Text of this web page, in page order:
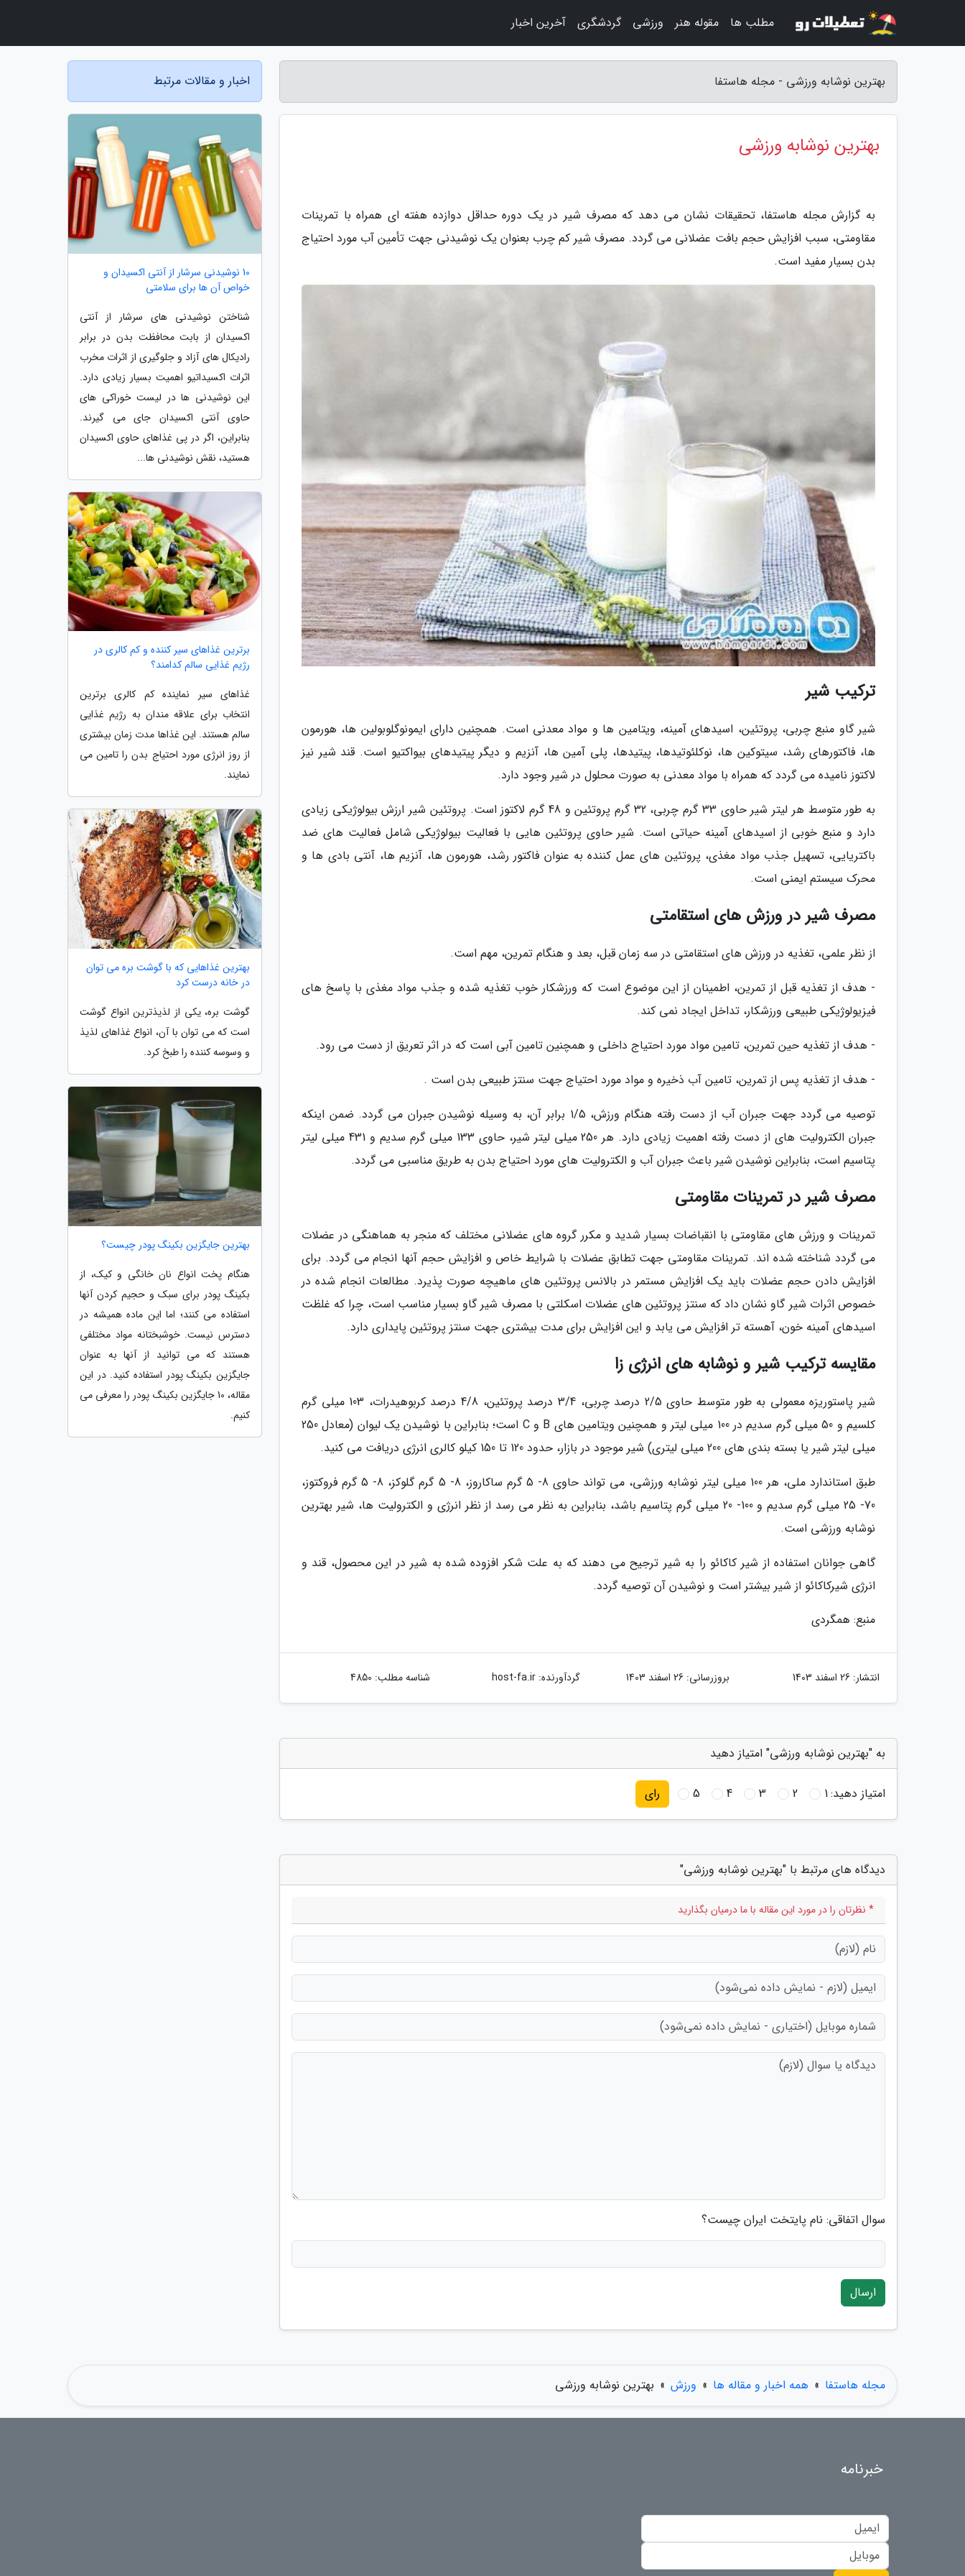
بهترین نوشابه ورزشی - مجله هاستفا
بهترین نوشابه ورزشی
به گزارش مجله هاستفا، تحقیقات نشان می دهد که مصرف شیر در یک دوره حداقل دوازده هفته ای همراه با تمرینات
مقاومتی، سبب افزایش حجم بافت عضلانی می گردد. مصرف شیر کم چرب بعنوان یک نوشیدنی جهت تأمین آب مورد احتیاج
بدن بسیار مفید است.
ترکیب شیر
شیر گاو منبع چربی، پروتئین، اسیدهای آمینه، ویتامین ها و مواد معدنی است. همچنین دارای ایمونوگلوبولین ها، هورمون
ها، فاکتورهای رشد، سیتوکین ها، نوکلئوتیدها، پیتیدها، پلی آمین ها، آنزیم و دیگر پیتیدهای بیواکتیو است. قند شیر نیز
لاکتوز نامیده می گردد که همراه با مواد معدنی به صورت محلول در شیر وجود دارد.
به طور متوسط هر لیتر شیر حاوی 33 گرم چربی، 32 گرم پروتئین و 48 گرم لاکتوز است. پروتئین شیر ارزش بیولوژیکی زیادی
دارد و منبع خوبی از اسیدهای آمینه حیاتی است. شیر حاوی پروتئین هایی با فعالیت بیولوژیکی شامل فعالیت های ضد
باکتریایی، تسهیل جذب مواد مغذی، پروتئین های عمل کننده به عنوان فاکتور رشد، هورمون ها، آنزیم ها، آنتی بادی ها و
محرک سیستم ایمنی است.
مصرف شیر در ورزش های استقامتی
از نظر علمی، تغذیه در ورزش های استقامتی در سه زمان قبل، بعد و هنگام تمرین، مهم است.
- هدف از تغذیه قبل از تمرین، اطمینان از این موضوع است که ورزشکار خوب تغذیه شده و جذب مواد مغذی با پاسخ های
فیزیولوژیکی طبیعی ورزشکار، تداخل ایجاد نمی کند.
- هدف از تغذیه حین تمرین، تامین مواد مورد احتیاج داخلی و همچنین تامین آبی است که در اثر تعریق از دست می رود.
- هدف از تغذیه پس از تمرین، تامین آب ذخیره و مواد مورد احتیاج جهت سنتز طبیعی بدن است .
توصیه می گردد جهت جبران آب از دست رفته هنگام ورزش، 1/5 برابر آن، به وسیله نوشیدن جبران می گردد. ضمن اینکه
جبران الکترولیت های از دست رفته اهمیت زیادی دارد. هر 250 میلی لیتر شیر، حاوی 133 میلی گرم سدیم و 431 میلی لیتر
پتاسیم است، بنابراین نوشیدن شیر باعث جبران آب و الکترولیت های مورد احتیاج بدن به طریق مناسبی می گردد.
مصرف شیر در تمرینات مقاومتی
تمرینات و ورزش های مقاومتی با انقباضات بسیار شدید و مکرر گروه های عضلانی مختلف که منجر به هماهنگی در عضلات
می گردد شناخته شده اند. تمرینات مقاومتی جهت تطابق عضلات با شرایط خاص و افزایش حجم آنها انجام می گردد. برای
افزایش دادن حجم عضلات باید یک افزایش مستمر در بالانس پروتئین های ماهیچه صورت پذیرد. مطالعات انجام شده در
خصوص اثرات شیر گاو نشان داد که سنتز پروتئین های عضلات اسکلتی با مصرف شیر گاو بسیار مناسب است، چرا که غلظت
اسیدهای آمینه خون، آهسته تر افزایش می یابد و این افزایش برای مدت بیشتری جهت سنتز پروتئین پایداری دارد.
مقایسه ترکیب شیر و نوشابه های انرژی زا
شیر پاستوریزه معمولی به طور متوسط حاوی 2/5 درصد چربی، 3/4 درصد پروتئین، 4/8 درصد کربوهیدرات، 103 میلی گرم
کلسیم و 50 میلی گرم سدیم در 100 میلی لیتر و همچنین ویتامین های B و C است؛ بنابراین با نوشیدن یک لیوان (معادل 250
میلی لیتر شیر یا بسته بندی های 200 میلی لیتری) شیر موجود در بازار، حدود 120 تا 150 کیلو کالری انرژی دریافت می کنید.
طبق استاندارد ملی، هر 100 میلی لیتر نوشابه ورزشی، می تواند حاوی 8- 5 گرم ساکاروز، 8- 5 گرم گلوکز، 8- 5 گرم فروکتوز،
70- 25 میلی گرم سدیم و 100- 20 میلی گرم پتاسیم باشد، بنابراین به نظر می رسد از نظر انرژی و الکترولیت ها، شیر بهترین
نوشابه ورزشی است.
گاهی جوانان استفاده از شیر کاکائو را به شیر ترجیح می دهند که به علت شکر افزوده شده به شیر در این محصول، قند و
انرژی شیرکاکائو از شیر بیشتر است و نوشیدن آن توصیه گردد.
منبع: همگردی
انتشار: 26 اسفند 1403 بروزرسانی: 26 اسفند 1403 گردآورنده:host-fa.ir شناسه مطلب: 4850
به "بهترین نوشابه ورزشی" امتیاز دهید
امتیاز دهید:1
2
3
4
5 رای
دیدگاه های مرتبط با "بهترین نوشابه ورزشی"
* نظرتان را در مورد این مقاله با ما درمیان بگذارید
سوال اتفاقی: نام پایتخت ایران چیست؟
ارسال
اخبار و مقالات مرتبط
10 نوشیدنی سرشار از آنتی اکسیدان و
خواص آن ها برای سلامتی
شناختن نوشیدنی های سرشار از آنتی
اکسیدان از بابت محافظت بدن در برابر
رادیکال های آزاد و جلوگیری از اثرات مخرب
اثرات اکسیداتیو اهمیت بسیار زیادی دارد.
این نوشیدنی ها در لیست خوراکی های
حاوی آنتی اکسیدان جای می گیرند.
بنابراین، اگر در پی غذاهای حاوی اکسیدان
هستید، نقش نوشیدنی ها...
برترین غذاهای سیر کننده و کم کالری در
رژیم غذایی سالم کدامند؟
غذاهای سیر نماینده کم کالری برترین
انتخاب برای علاقه مندان به رژیم غذایی
سالم هستند. این غذاها مدت زمان بیشتری
از روز انرژی مورد احتیاج بدن را تامین می
نمایند.
بهترین غذاهایی که با گوشت بره می توان
در خانه درست کرد
گوشت بره، یکی از لذیذترین انواع گوشت
است که می توان با آن، انواع غذاهای لذیذ
و وسوسه کننده را طبخ کرد.
بهترین جایگزین بکینگ پودر چیست؟
هنگام پخت انواع نان خانگی و کیک، از
بکینگ پودر برای سبک و حجیم کردن آنها
استفاده می کنند؛ اما این ماده همیشه در
دسترس نیست. خوشبختانه مواد مختلفی
هستند که می توانید از آنها به عنوان
جایگزین بکینگ پودر استفاده کنید. در این
مقاله، 10 جایگزین بکینگ پودر را معرفی می
کنیم.
مجله هاستفا » همه اخبار و مقاله ها » ورزش » بهترین نوشابه ورزشی
مطلب ها مقوله هنر ورزشی گردشگری آخرین اخبار
خبرنامه